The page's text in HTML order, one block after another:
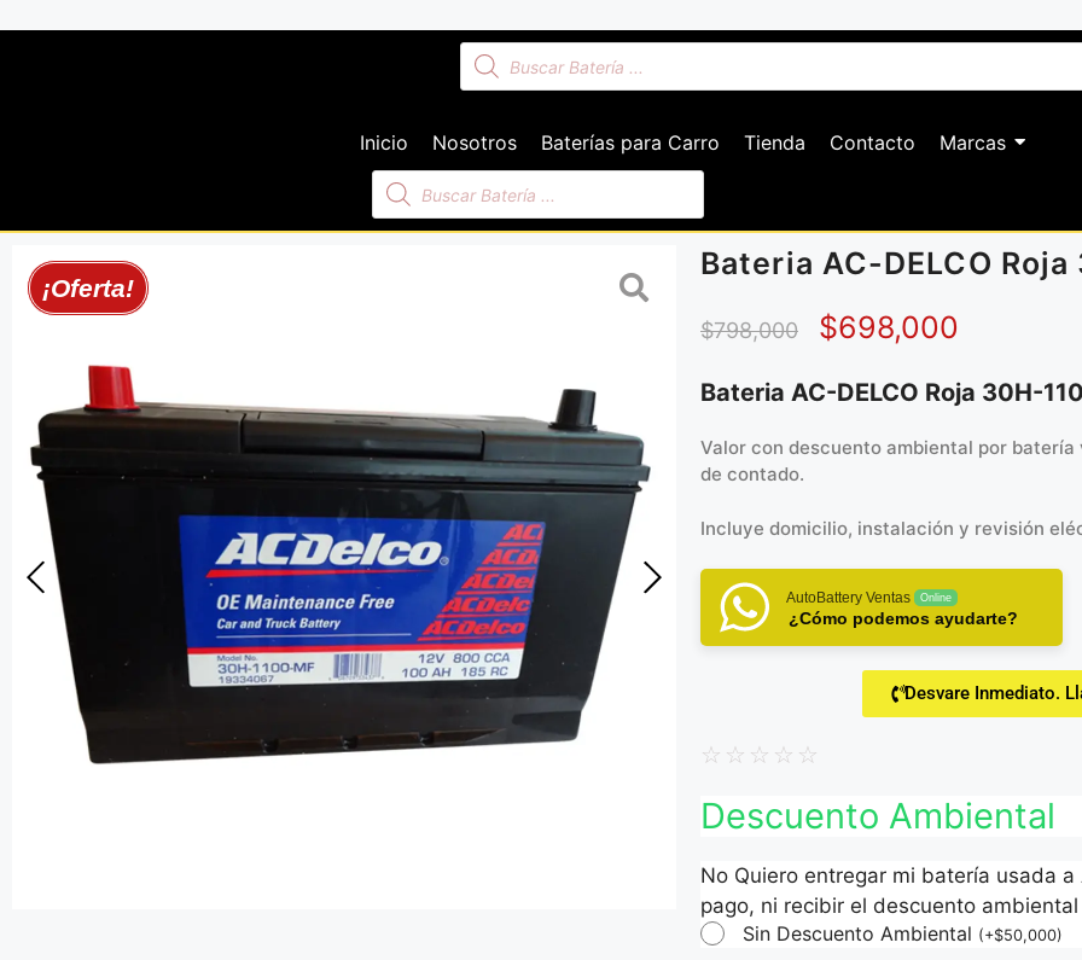
Inicio Nosotros Baterías para Carro Tienda Contacto Marcas
¡Oferta!
Bateria AC-DELCO
$798,000 $698,000
Bateria AC-DELCO Roja 30H-
Valor con descuento ambiental por
de contado.
Incluye domicilio, instalación y revisión
AutoBattery Ventas Online
¿Cómo podemos ayudarte?
Desvare Inmediato.
☆ ☆ ☆ ☆ ☆
Descuento Ambiental
No Quiero entregar mi batería usada
pago, ni recibir el descuento
Sin Descuento Ambiental (+$50,000)